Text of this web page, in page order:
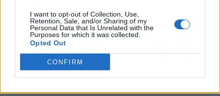
I want to opt-out of Collection, Use,
Retention, Sale, and/or Sharing of my
Personal Data that Is Unrelated with the
Purposes for which it was collected.
Opted Out
CONFIRM
resto?